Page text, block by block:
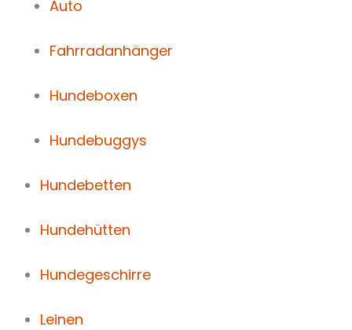
Auto
Fahrradanhänger
Hundeboxen
Hundebuggys
Hundebetten
Hundehütten
Hundegeschirre
Leinen